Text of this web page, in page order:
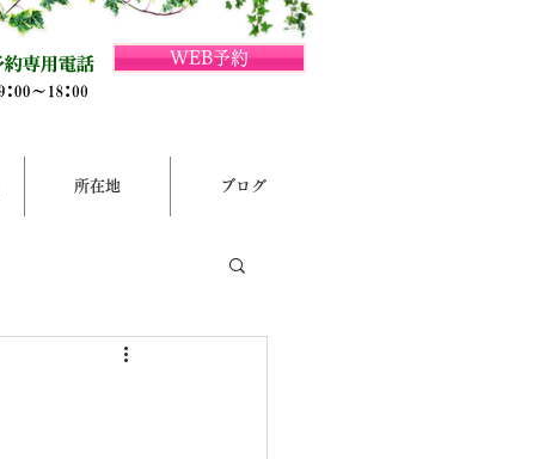
WEB予約
所在地 ブログ